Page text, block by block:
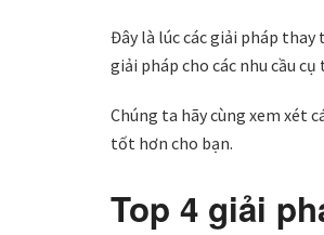
Đây là lúc các giải pháp thay
giải pháp cho các nhu cầu
Chúng ta hãy cùng xem xét
tốt hơn cho bạn.
Top 4 giải